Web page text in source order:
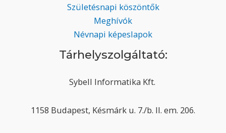
Születésnapi köszöntők
Meghívók
Névnapi képeslapok
Tárhelyszolgáltató:
Sybell Informatika Kft.
1158 Budapest, Késmárk u. 7./b. II. em. 206.